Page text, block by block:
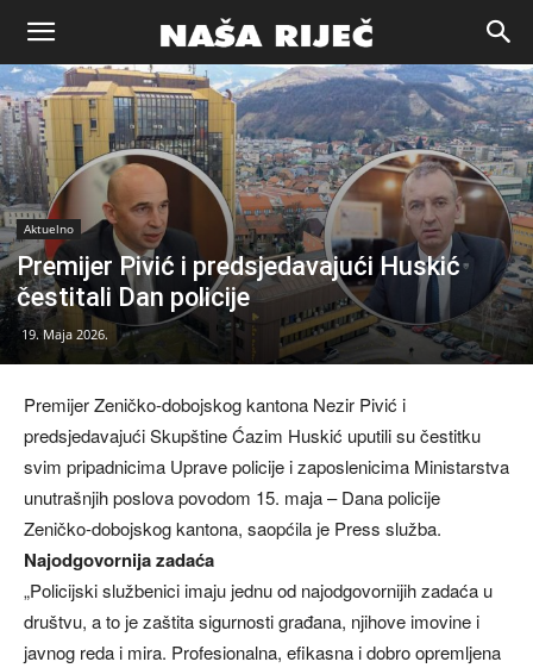
Naša
riječ
Zenica
Aktuelno
Premijer Pivić i predsjedavajući Huskić
čestitali Dan policije
19. Maja 2026.
Premijer Zeničko-dobojskog kantona Nezir Pivić i
predsjedavajući Skupštine Ćazim Huskić uputili su čestitku
svim pripadnicima Uprave policije i zaposlenicima Ministarstva
unutrašnjih poslova povodom 15. maja – Dana policije
Zeničko-dobojskog kantona, saopćila je Press služba.
Najodgovornija zadaća
„Policijski službenici imaju jednu od najodgovornijih zadaća u
društvu, a to je zaštita sigurnosti građana, njihove imovine i
javnog reda i mira. Profesionalna, efikasna i dobro opremljena